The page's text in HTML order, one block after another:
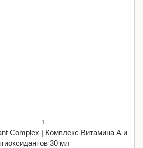
1
Complex | Комплекс Витамина А и
30 мл